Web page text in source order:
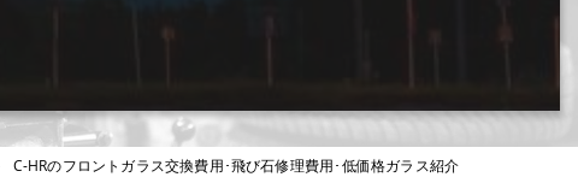
C-HRのフロントガラス交換費用･飛び石修理費用･低価格ガラス紹介